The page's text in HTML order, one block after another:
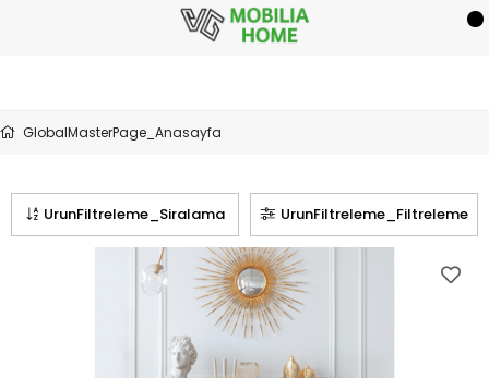
GlobalMasterPage_Anasayfa
UrunFiltreleme_Filtreleme
UrunFiltreleme_Siralama